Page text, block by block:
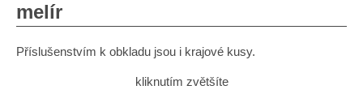
melír
Příslušenstvím k obkladu jsou i krajové kusy.
kliknutím zvětšíte